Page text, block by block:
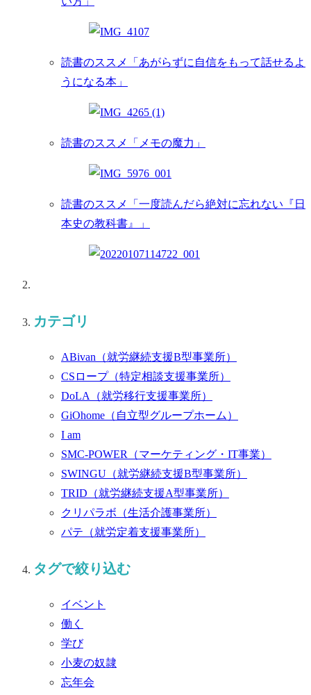
読書のススメ「あがらずに自信をもって話せるよ
うになる本」
読書のススメ「メモの魔力」
読書のススメ「一度読んだら絶対に忘れない『日
本史の教科書』」
カテゴリ
ABivan （就労継続支援B型事業所）
CSロープ （特定相談支援事業所）
DoLA （就労移行支援事業所）
GiOhome （自立型グループホーム）
I am
SMC-POWER （マーケティング・IT事業）
SWINGU （就労継続支援B型事業所）
TRID （就労継続支援A型事業所）
クリパラボ （生活介護事業所）
パテ （就労定着支援事業所）
タグで絞り込む
イベント
働く
学び
小麦の奴隷
忘年会